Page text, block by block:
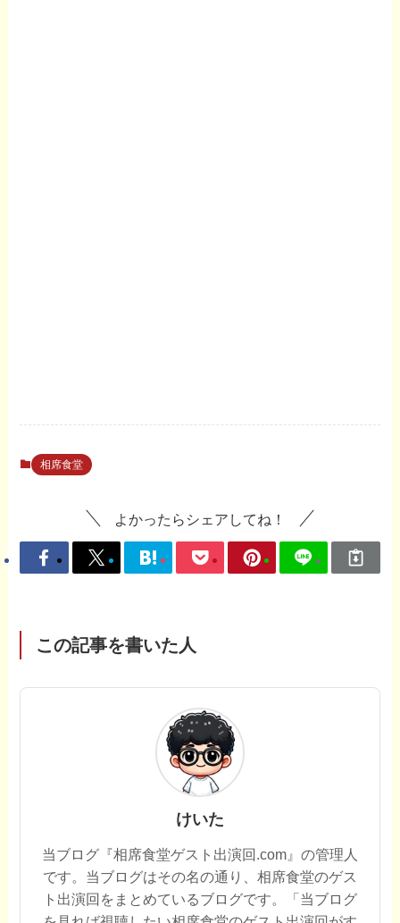
相席食堂
よかったらシェアしてね！
この記事を書いた人
けいた
当ブログ『相席食堂ゲスト出演回.com』の管理人
です。当ブログはその名の通り、相席食堂のゲス
ト出演回をまとめているブログです。「当ブログ